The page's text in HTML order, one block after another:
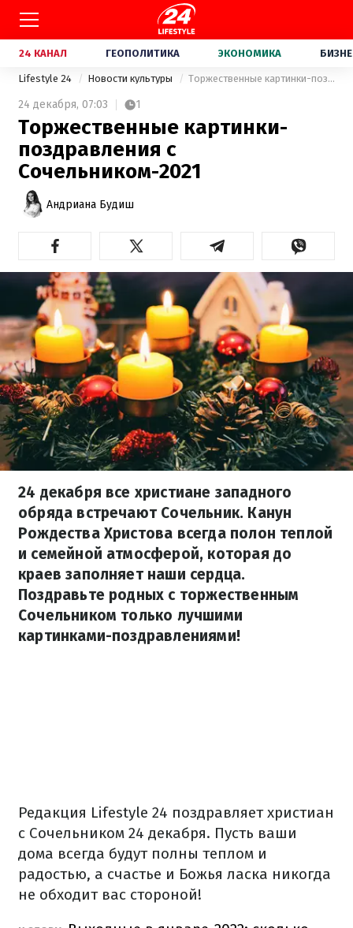
24 КАНАЛ ГЕОПОЛИТИКА ЭКОНОМИКА
Lifestyle 24 Новости культуры Торжественные картинки-поздравления с Сочельником-2021
24 декабря, 07:03 1
Торжественные картинки-
поздравления с
Сочельником-2021
Андриана Будиш
24 декабря все христиане западного
обряда встречают Сочельник. Канун
Рождества Христова всегда полон теплой
и семейной атмосферой, которая до
краев заполняет наши сердца.
Поздравьте родных с торжественным
Сочельником только лучшими
картинками-поздравлениями!
Редакция Lifestyle 24 поздравляет христиан
с Сочельником 24 декабря. Пусть ваши
дома всегда будут полны теплом и
радостью, а счастье и Божья ласка никогда
не обходит вас стороной!